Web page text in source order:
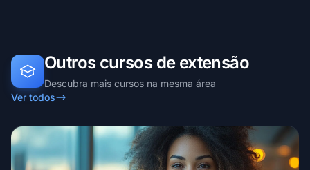
Outros cursos de extensão
Descubra mais cursos na mesma área
Ver todos